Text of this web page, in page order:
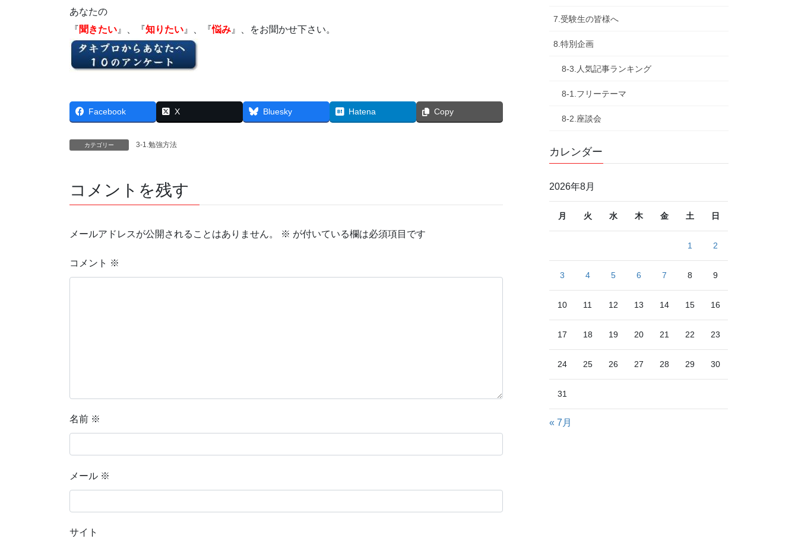
あなたの
『聞きたい 』、『知りたい 』、『悩み 』、をお聞かせ下さい。
Facebook X Bluesky Hatena Copy
カテゴリー 3-1.勉強方法
コメントを残す
メールアドレスが公開されることはありません。 ※ が付いている欄は必須項目です
コメント ※
名前 ※
メール ※
サイト
7.受験生の皆様へ
8.特別企画
8-3.人気記事ランキング
8-1.フリーテーマ
8-2.座談会
カレンダー
2026年8月
月 火 水 木 金 土 日
1 2
3 4 5 6 7 8 9
10 11 12 13 14 15 16
17 18 19 20 21 22 23
24 25 26 27 28 29 30
31
« 7月